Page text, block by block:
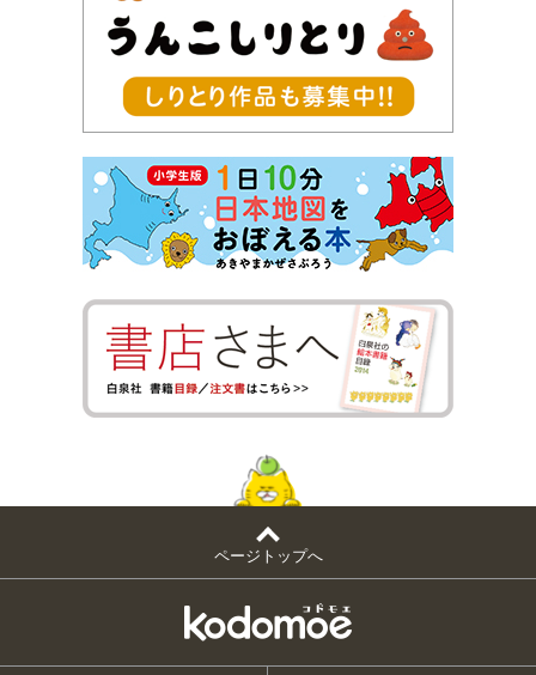
ページトップへ